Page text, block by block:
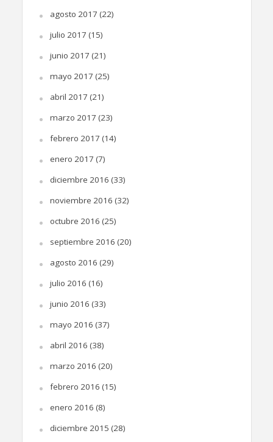
agosto 2017 (22)
julio 2017 (15)
junio 2017 (21)
mayo 2017 (25)
abril 2017 (21)
marzo 2017 (23)
febrero 2017 (14)
enero 2017 (7)
diciembre 2016 (33)
noviembre 2016 (32)
octubre 2016 (25)
septiembre 2016 (20)
agosto 2016 (29)
julio 2016 (16)
junio 2016 (33)
mayo 2016 (37)
abril 2016 (38)
marzo 2016 (20)
febrero 2016 (15)
enero 2016 (8)
diciembre 2015 (28)